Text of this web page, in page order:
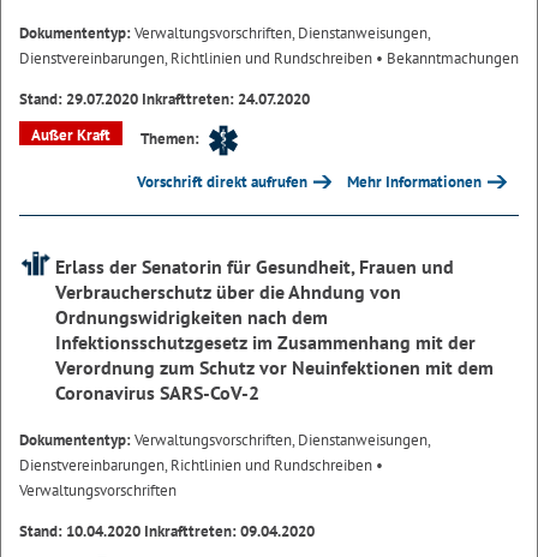
Dokumententyp:Verwaltungsvorschriften, Dienstanweisungen,
Dienstvereinbarungen, Richtlinien und Rundschreiben • Bekanntmachungen
Stand: 29.07.2020 Inkrafttreten: 24.07.2020
Außer Kraft
Themen:
Vorschrift direkt aufrufen Mehr Informationen
Erlass der Senatorin für Gesundheit, Frauen und
Verbraucherschutz über die Ahndung von
Ordnungswidrigkeiten nach dem
Infektionsschutzgesetz im Zusammenhang mit der
Verordnung zum Schutz vor Neuinfektionen mit dem
Coronavirus SARS-CoV-2
Dokumententyp:Verwaltungsvorschriften, Dienstanweisungen,
Dienstvereinbarungen, Richtlinien und Rundschreiben •
Verwaltungsvorschriften
Stand: 10.04.2020 Inkrafttreten: 09.04.2020